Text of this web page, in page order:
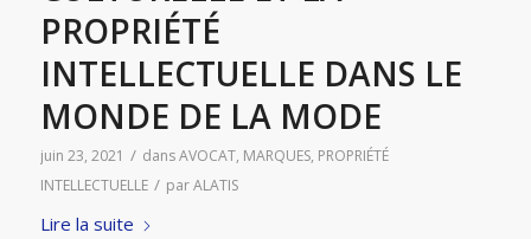
PROPRIÉTÉ
INTELLECTUELLE DANS LE
MONDE DE LA MODE
juin 23, 2021 / dansAVOCAT, MARQUES, PROPRIÉTÉ
INTELLECTUELLE / parALATIS
Lire la suite